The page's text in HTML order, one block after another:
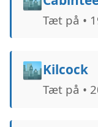
Tæt på •
🏙️Kilcock
Tæt på •